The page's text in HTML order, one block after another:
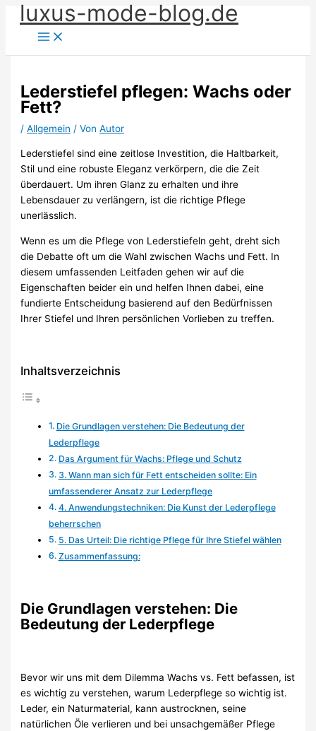
Inhalt
springen
luxus-mode-blog.de
Lederstiefel pflegen: Wachs oder
Fett?
/Allgemein / VonAutor
Lederstiefel sind eine zeitlose Investition, die Haltbarkeit,
Stil und eine robuste Eleganz verkörpern, die die Zeit
überdauert. Um ihren Glanz zu erhalten und ihre
Lebensdauer zu verlängern, ist die richtige Pflege
unerlässlich.
Wenn es um die Pflege von Lederstiefeln geht, dreht sich
die Debatte oft um die Wahl zwischen Wachs und Fett. In
diesem umfassenden Leitfaden gehen wir auf die
Eigenschaften beider ein und helfen Ihnen dabei, eine
fundierte Entscheidung basierend auf den Bedürfnissen
Ihrer Stiefel und Ihren persönlichen Vorlieben zu treffen.
Inhaltsverzeichnis
Die Grundlagen verstehen: Die Bedeutung der
Lederpflege
Das Argument für Wachs: Pflege und Schutz
3. Wann man sich für Fett entscheiden sollte: Ein
umfassenderer Ansatz zur Lederpflege
4. Anwendungstechniken: Die Kunst der Lederpflege
beherrschen
5. Das Urteil: Die richtige Pflege für Ihre Stiefel wählen
Zusammenfassung:
Die Grundlagen verstehen: Die
Bedeutung der Lederpflege
Bevor wir uns mit dem Dilemma Wachs vs. Fett befassen, ist
es wichtig zu verstehen, warum Lederpflege so wichtig ist.
Leder, ein Naturmaterial, kann austrocknen, seine
natürlichen Öle verlieren und bei unsachgemäßer Pflege